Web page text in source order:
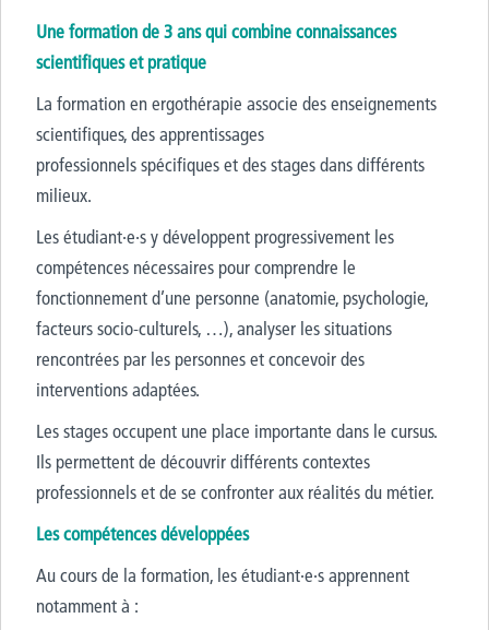
Une formation de 3 ans qui combine connaissances
scientifiques et pratique
La formation en ergothérapie associe des enseignements
scientifiques, des apprentissages
professionnels spécifiques et des stages dans différents
milieux.
Les étudiant·e·s y développent progressivement les
compétences nécessaires pour comprendre le
fonctionnement d’une personne (anatomie, psychologie,
facteurs socio-culturels, …), analyser les situations
rencontrées par les personnes et concevoir des
interventions adaptées.
Les stages occupent une place importante dans le cursus.
Ils permettent de découvrir différents contextes
professionnels et de se confronter aux réalités du métier.
Les compétences développées
Au cours de la formation, les étudiant·e·s apprennent
notamment à :